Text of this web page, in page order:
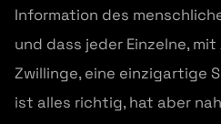
Information des
und dass jeder Einzelne,
Zwillinge, eine einzigartige
ist alles richtig, hat aber